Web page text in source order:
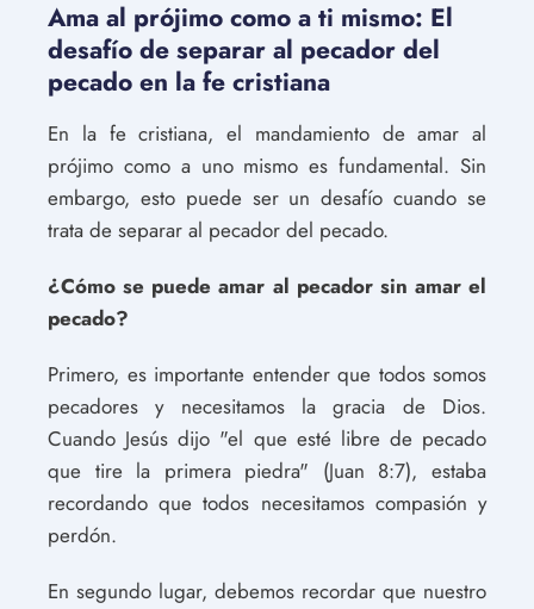
Ama al prójimo como a ti mismo: El
desafío de separar al pecador del
pecado en la fe cristiana
En la fe cristiana, el mandamiento de amar al
prójimo como a uno mismo es fundamental. Sin
embargo, esto puede ser un desafío cuando se
trata de separar al pecador del pecado.
¿Cómo se puede amar al pecador sin amar el
pecado?
Primero, es importante entender que todos somos
pecadores y necesitamos la gracia de Dios.
Cuando Jesús dijo "el que esté libre de pecado
que tire la primera piedra" (Juan 8:7), estaba
recordando que todos necesitamos compasión y
perdón.
En segundo lugar, debemos recordar que nuestro